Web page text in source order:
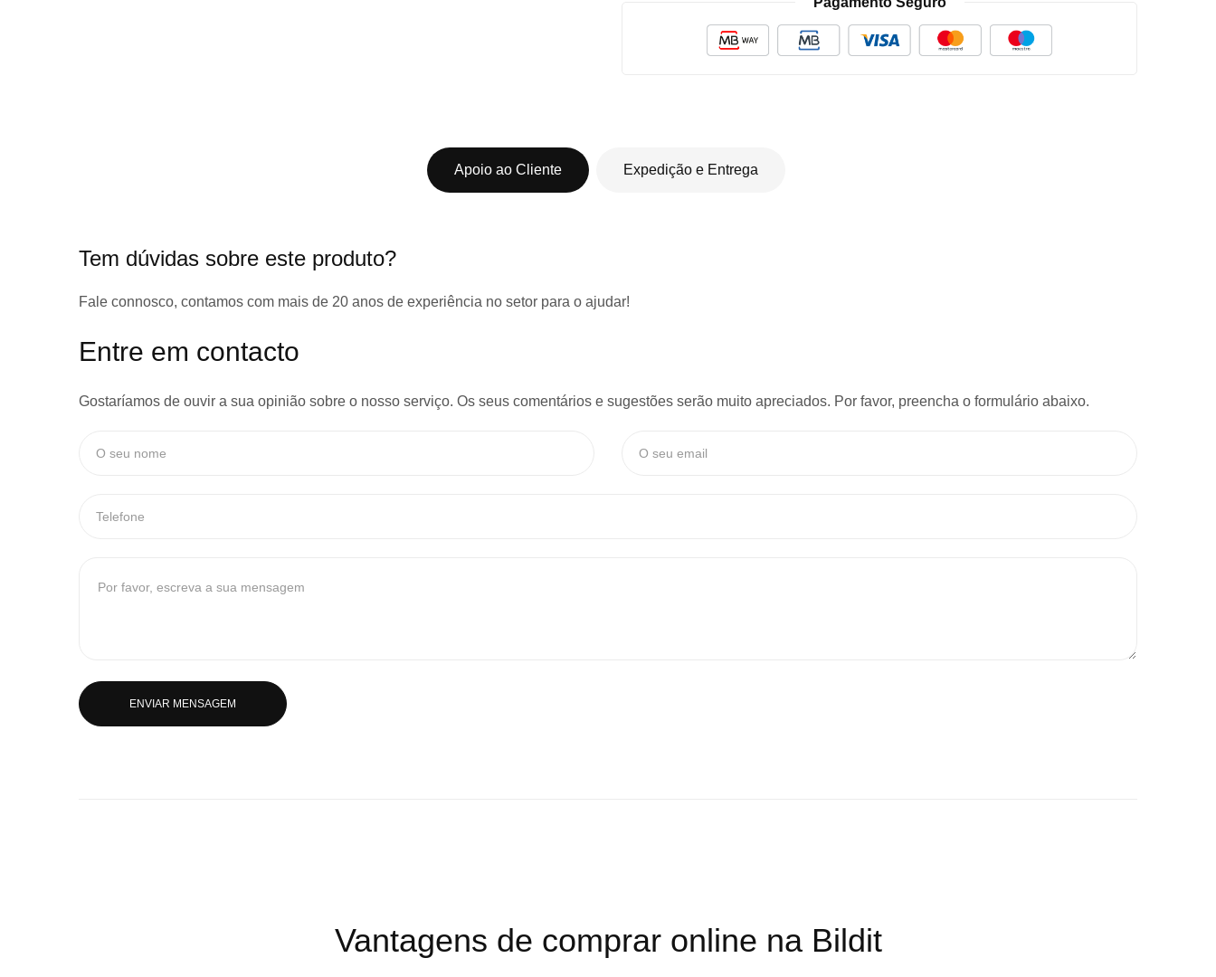
Apoio ao Cliente
Tem dúvidas sobre este produto?
Fale connosco, contamos com mais de 20 anos de experiência no setor para o ajudar!
Entre em contacto
Gostaríamos de ouvir a sua opinião sobre o nosso serviço. Os seus comentários e sugestões serão muito apreciados. Por favor, preencha o formulário abaixo.
ENVIAR MENSAGEM
Expedição e Entrega
Vantagens de comprar online na Bildit